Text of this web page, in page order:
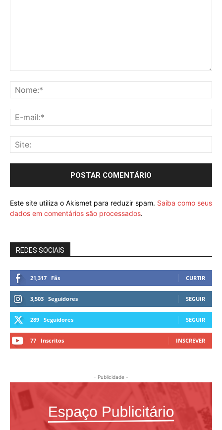
Este site utiliza o Akismet para reduzir spam. Saiba como seus
dados em comentários são processados.
REDES SOCIAIS
21,317 Fãs CURTIR
3,503 Seguidores SEGUIR
289 Seguidores SEGUIR
77 Inscritos INSCREVER
- Publicidade -